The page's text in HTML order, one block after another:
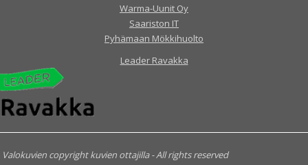
Warma-Uunit Oy
Saariston IT
Pyhämaan Mökkihuolto
Leader Ravakka
Valokuvien copyright kuvien ottajilla - All rights reserved